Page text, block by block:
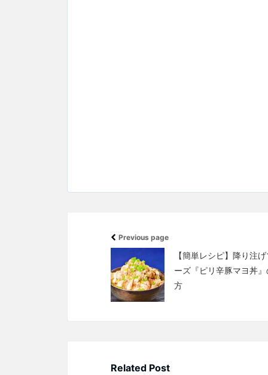
Previous page
【簡単レシピ】降り注
ーズ『ピリ辛豚マヨ丼』
方
Related Post